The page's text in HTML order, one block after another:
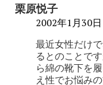
栗原悦子
2002年1月30
最近女性だけ
るとのことで
ら綿の靴下を
え性でお悩み